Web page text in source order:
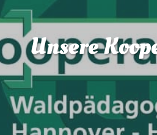
Unsere